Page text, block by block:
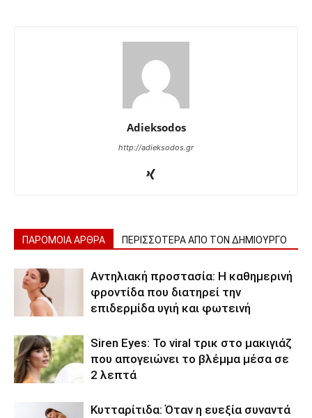
Adieksodos
http://adieksodos.gr
ΠΑΡΟΜΟΙΑ ΑΡΘΡΑ ΠΕΡΙΣΣΟΤΕΡΑ ΑΠΟ ΤΟΝ ΔΗΜΙΟΥΡΓΟ
Αντηλιακή προστασία: Η καθημερινή
φροντίδα που διατηρεί την
επιδερμίδα υγιή και φωτεινή
Siren Eyes: Το viral τρικ στο μακιγιάζ
που απογειώνει το βλέμμα μέσα σε
2 λεπτά
Κυτταρίτιδα: Όταν η ευεξία συναντά